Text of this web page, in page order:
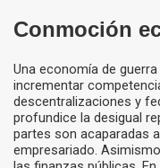
Conmoción
Una economía de
incrementar
descentralizaciones y
profundice la desigual
partes son acaparadas
empresariado.